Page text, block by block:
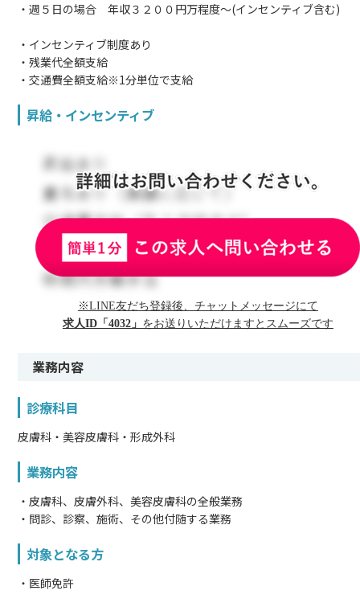
・週５日の場合 年収３２００円万程度～(インセンティブ含む)
・インセンティブ制度あり
・残業代全額支給
・交通費全額支給※1分単位で支給
昇給・インセンティブ
※LINE友だち登録後、チャットメッセージにて
求人ID「4032」 をお送りいただけますとスムーズです
業務内容
診療科目
皮膚科・美容皮膚科・形成外科
業務内容
・皮膚科、皮膚外科、美容皮膚科の全般業務
・問診、診察、施術、その他付随する業務
対象となる方
・医師免許